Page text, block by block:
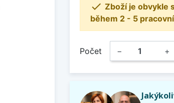
 Zboží je obvykle
během 2 - 5
Počet − +